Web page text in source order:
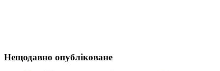
Нещодавно опубліковане